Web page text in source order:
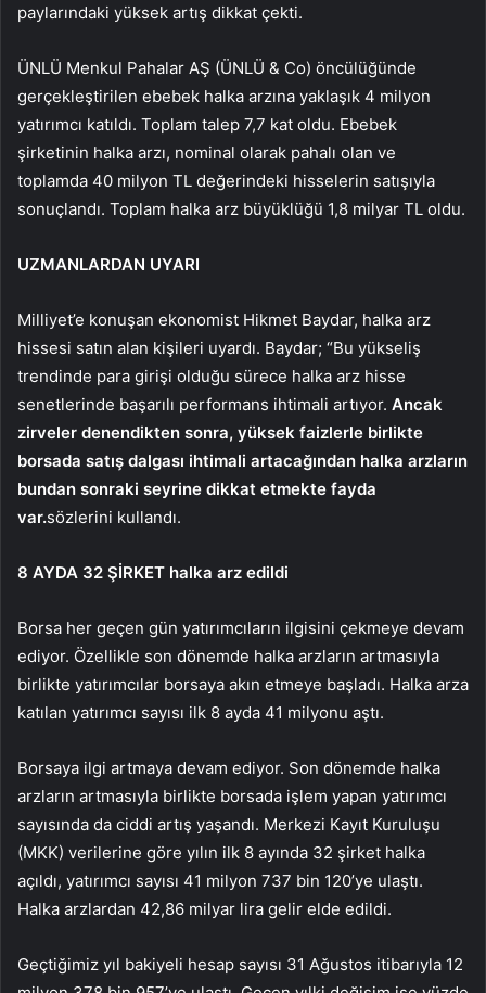
paylarındaki yüksek artış dikkat çekti.
ÜNLÜ Menkul Pahalar AŞ (ÜNLÜ & Co) öncülüğünde
gerçekleştirilen ebebek halka arzına yaklaşık 4 milyon
yatırımcı katıldı. Toplam talep 7,7 kat oldu. Ebebek
şirketinin halka arzı, nominal olarak pahalı olan ve
toplamda 40 milyon TL değerindeki hisselerin satışıyla
sonuçlandı. Toplam halka arz büyüklüğü 1,8 milyar TL oldu.
UZMANLARDAN UYARI
Milliyet’e konuşan ekonomist Hikmet Baydar, halka arz
hissesi satın alan kişileri uyardı. Baydar; “Bu yükseliş
trendinde para girişi olduğu sürece halka arz hisse
senetlerinde başarılı performans ihtimali artıyor. Ancak
zirveler denendikten sonra, yüksek faizlerle birlikte
borsada satış dalgası ihtimali artacağından halka arzların
bundan sonraki seyrine dikkat etmekte fayda
var.sözlerini kullandı.
8 AYDA 32 ŞİRKET halka arz edildi
Borsa her geçen gün yatırımcıların ilgisini çekmeye devam
ediyor. Özellikle son dönemde halka arzların artmasıyla
birlikte yatırımcılar borsaya akın etmeye başladı. Halka arza
katılan yatırımcı sayısı ilk 8 ayda 41 milyonu aştı.
Borsaya ilgi artmaya devam ediyor. Son dönemde halka
arzların artmasıyla birlikte borsada işlem yapan yatırımcı
sayısında da ciddi artış yaşandı. Merkezi Kayıt Kuruluşu
(MKK) verilerine göre yılın ilk 8 ayında 32 şirket halka
açıldı, yatırımcı sayısı 41 milyon 737 bin 120’ye ulaştı.
Halka arzlardan 42,86 milyar lira gelir elde edildi.
Geçtiğimiz yıl bakiyeli hesap sayısı 31 Ağustos itibarıyla 12